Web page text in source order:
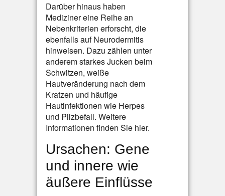
Darüber hinaus haben
Mediziner eine Reihe an
Nebenkriterien erforscht, die
ebenfalls auf Neurodermitis
hinweisen. Dazu zählen unter
anderem starkes Jucken beim
Schwitzen, weiße
Hautveränderung nach dem
Kratzen und häufige
Hautinfektionen wie Herpes
und Pilzbefall. Weitere
Informationen finden Sie hier.
Ursachen: Gene
und innere wie
äußere Einflüsse